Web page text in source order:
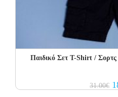
Παιδικό Σετ Τ-Shirt /
31.00€